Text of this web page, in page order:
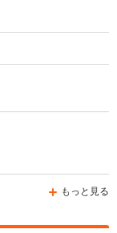
もっと見る